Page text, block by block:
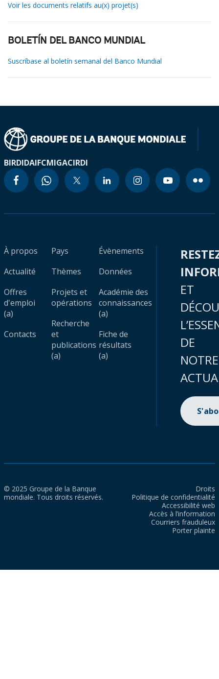
Voir les documents relatifs au(x) projet(s)
BOLETÍN DEL BANCO MUNDIAL
Suscríbase al boletín semanal del Banco Mundial
BIRDIDAIFCMIGACIRDI
À propos
Actualité
Offres
d'emploi
(a)
Contacts
Pays
Thèmes
Projets et
opérations
Recherche
et
publications
(a)
Évènements
Données
Académie des
connaissances
(a)
Fiche de
résultats
(a)
ET
DE
NOTRE
© 2025 Groupe de la Banque
mondiale. Tous droits réservés.
Droits
Politique de confidentialité
Accessibilité web
Accès à l’information
Courriers frauduleux
Porter plainte